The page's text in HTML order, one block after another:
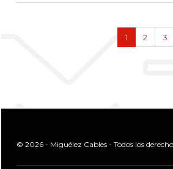
1 2 3
© 2026 - Miguélez Cables - Todos los